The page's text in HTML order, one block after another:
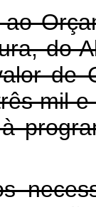
do
de
mil